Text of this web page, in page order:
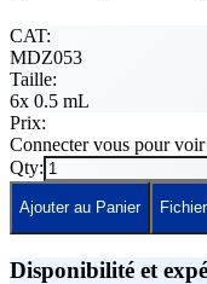
CAT:
MDZ053
Taille:
6x 0.5 mL
Prix:
Connecter vous pour
Qty:
Ajouter au Panier
Disponibilité et